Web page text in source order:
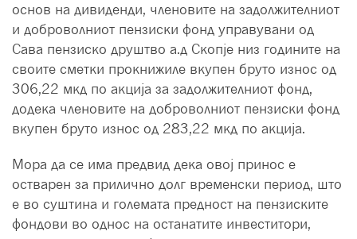
основ на дивиденди, членовите на задолжителниот
и доброволниот пензиски фонд управувани од
Сава пензиско друштво а.д Скопје низ годините на
своите сметки прокнижиле вкупен бруто износ од
306,22 мкд по акција за задолжителниот фонд,
додека членовите на доброволниот пензиски фонд
вкупен бруто износ од 283,22 мкд по акција.
Мора да се има предвид дека овој принос е
остварен за прилично долг временски период, што
е во суштина и големата предност на пензиските
фондови во однос на останатите инвеститори,